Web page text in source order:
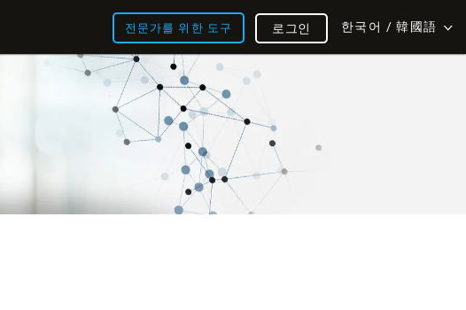
전문가를 위한 도구 한국어 / 韓國語
로그인